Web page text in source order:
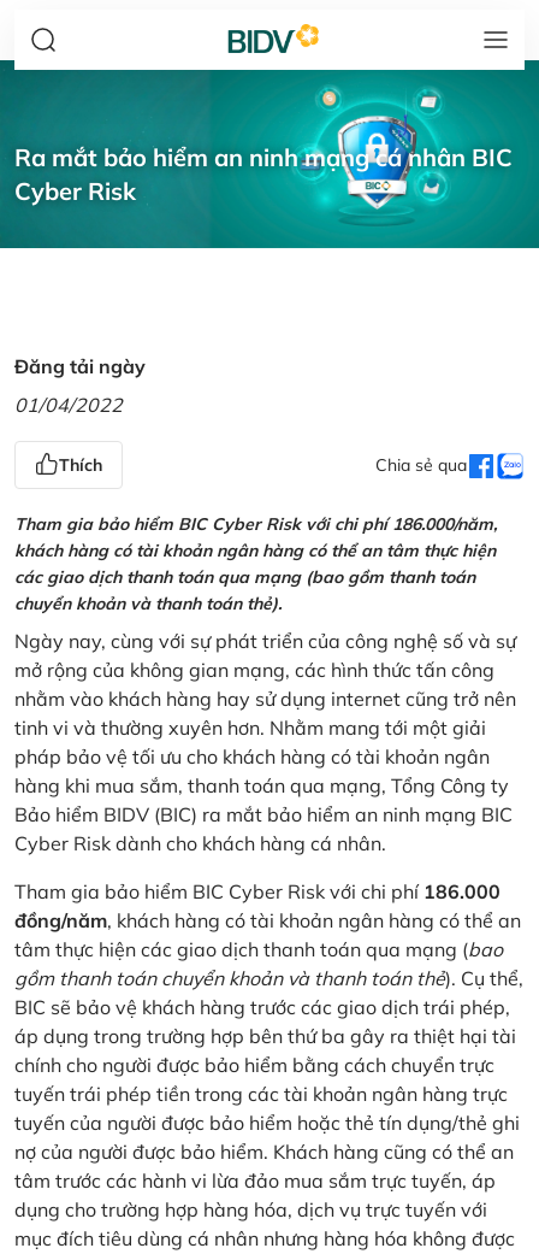
Ra mắt bảo hiểm an ninh mạng cá nhân BIC
Cyber Risk
Đăng tải ngày
01/04/2022
Thích Chia sẻ qua
Tham gia bảo hiểm BIC Cyber Risk với chi phí 186.000/năm,
khách hàng có tài khoản ngân hàng có thể an tâm thực hiện
các giao dịch thanh toán qua mạng (bao gồm thanh toán
chuyển khoản và thanh toán thẻ).
Ngày nay, cùng với sự phát triển của công nghệ số và sự
mở rộng của không gian mạng, các hình thức tấn công
nhằm vào khách hàng hay sử dụng internet cũng trở nên
tinh vi và thường xuyên hơn. Nhằm mang tới một giải
pháp bảo vệ tối ưu cho khách hàng có tài khoản ngân
hàng khi mua sắm, thanh toán qua mạng, Tổng Công ty
Bảo hiểm BIDV (BIC) ra mắt bảo hiểm an ninh mạng BIC
Cyber Risk dành cho khách hàng cá nhân.
Tham gia bảo hiểm BIC Cyber Risk với chi phí 186.000
đồng/năm, khách hàng có tài khoản ngân hàng có thể an
tâm thực hiện các giao dịch thanh toán qua mạng (bao
gồm thanh toán chuyển khoản và thanh toán thẻ). Cụ thể,
BIC sẽ bảo vệ khách hàng trước các giao dịch trái phép,
áp dụng trong trường hợp bên thứ ba gây ra thiệt hại tài
chính cho người được bảo hiểm bằng cách chuyển trực
tuyến trái phép tiền trong các tài khoản ngân hàng trực
tuyến của người được bảo hiểm hoặc thẻ tín dụng/thẻ ghi
nợ của người được bảo hiểm. Khách hàng cũng có thể an
tâm trước các hành vi lừa đảo mua sắm trực tuyến, áp
dụng cho trường hợp hàng hóa, dịch vụ trực tuyến với
mục đích tiêu dùng cá nhân nhưng hàng hóa không được